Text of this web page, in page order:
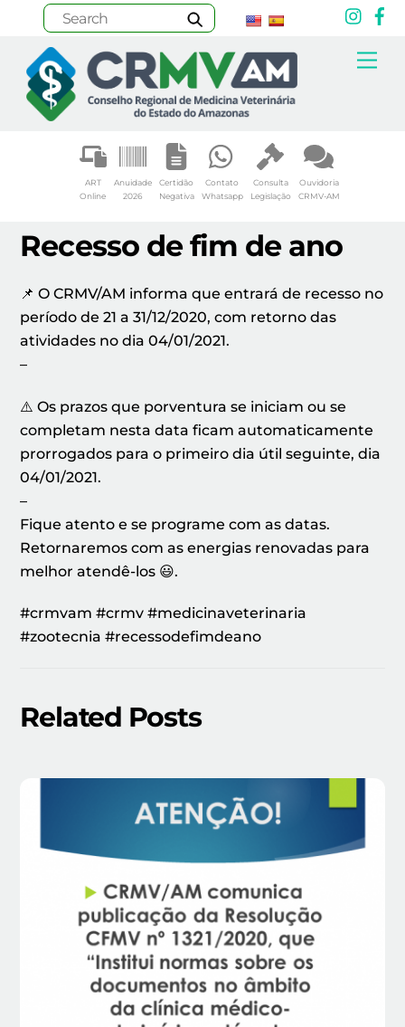
content
ART
Online
Anuidade
2026
Certidão
Negativa
Contato
Whatsapp
Consulta
Legislação
Ouvidoria
CRMV-AM
Recesso de fim de ano
📌 O CRMV/AM informa que entrará de recesso no
período de 21 a 31/12/2020, com retorno das
atividades no dia 04/01/2021.
–
⚠️ Os prazos que porventura se iniciam ou se
completam nesta data ficam automaticamente
prorrogados para o primeiro dia útil seguinte, dia
04/01/2021.
–
Fique atento e se programe com as datas.
Retornaremos com as energias renovadas para
melhor atendê-los 😃.
#crmvam #crmv #medicinaveterinaria
#zootecnia #recessodefimdeano
Related Posts